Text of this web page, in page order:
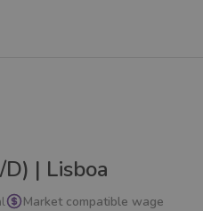
| Lisboa
Market compatible wage